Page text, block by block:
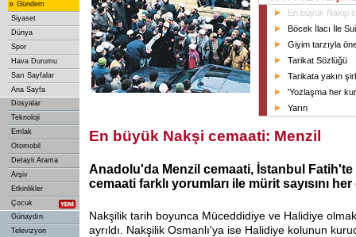
» Gündem
Siyaset
Dünya
Spor
Hava Durumu
Sarı Sayfalar
Ana Sayfa
Dosyalar
Teknoloji
Emlak
Otomobil
Detaylı Arama
Arşiv
Etkinlikler
Çocuk
Günaydın
Televizyon
En büyük Nakşi
Böcek İlacı İle
Giyim tarzıyla
Tarikat Sözlüğü
Tarikata yakın
'Yozlaşma her
Yarın
En büyük Nakşi cemaati: Menzil
Anadolu'da Menzil cemaati, İstanbul Fatih'te
cemaati farklı yorumları ile mürit sayısını her
Nakşilik tarih boyunca Müceddidiye ve Halidiye
ayrıldı. Nakşilik Osmanlı'ya ise Halidiye kolunun